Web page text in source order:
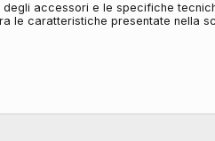
con touchscreen
degli accessori e le specifiche
le caratteristiche presentate nella